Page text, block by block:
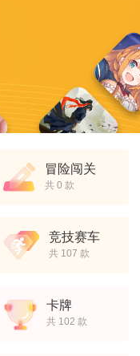
冒险闯关
共 0 款
竞技赛车
共 107 款
卡牌
共 102 款